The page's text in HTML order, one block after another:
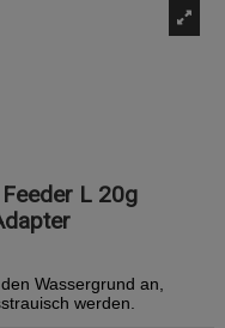
L 20g
Wassergrund an,
werden.